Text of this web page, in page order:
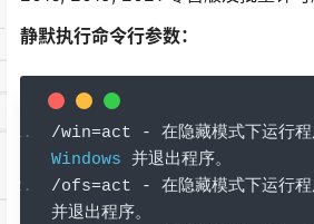
静默执行命令行参数：
/win=act -
在隐藏模式下运行
Windows 并退出程序。
/ofs=act - 在隐藏模式下运行
并退出程序。